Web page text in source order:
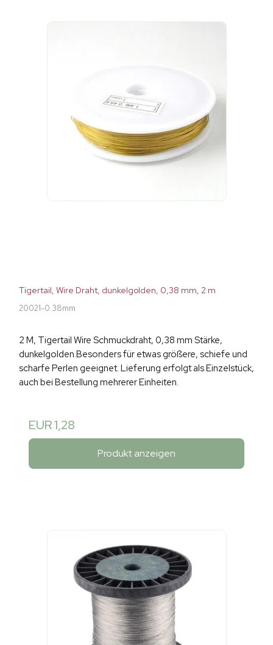
Tigertail, Wire Draht, dunkelgolden, 0,38 mm, 2 m
20021-0.38mm
2 M, Tigertail Wire Schmuckdraht, 0,38 mm Stärke,
dunkelgolden.Besonders für etwas größere, schiefe und
scharfe Perlen geeignet. Lieferung erfolgt als Einzelstück,
auch bei Bestellung mehrerer Einheiten.
EUR 1,28
Produkt anzeigen